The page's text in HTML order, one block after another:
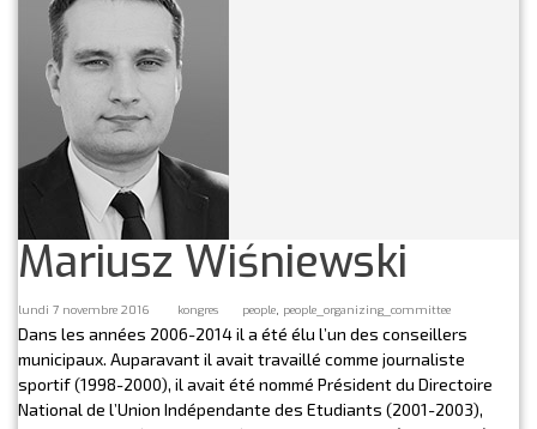
Mariusz Wiśniewski
lundi 7 novembre 2016 kongres people, people_organizing_committee
Dans les années 2006-2014 il a été élu l’un des conseillers
municipaux. Auparavant il avait travaillé comme journaliste
sportif (1998-2000), il avait été nommé Président du Directoire
National de l’Union Indépendante des Etudiants (2001-2003),